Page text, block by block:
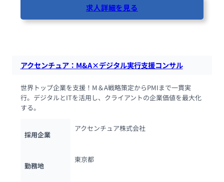
求人詳細を見る
アクセンチュア：M&A×デジタル実行支援コンサル
世界トップ企業を支援！M＆A戦略策定からPMIまで一貫実
行。デジタルとITを活用し、クライアントの企業価値を最大化
する。
採用企業
アクセンチュア株式会社
勤務地
東京都